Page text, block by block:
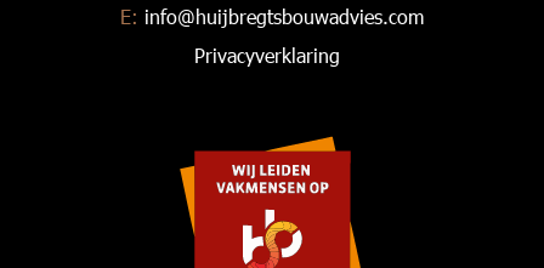
E: info@huijbregtsbouwadvies.com
Privacyverklaring